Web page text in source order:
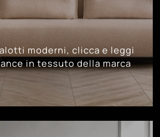
moderni, clicca e leggi
in tessuto della marca